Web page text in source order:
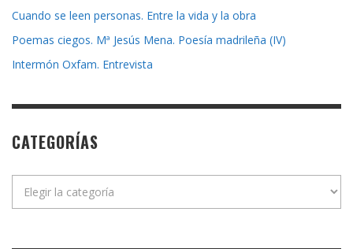
Cuando se leen personas. Entre la vida y la obra
Poemas ciegos. Mª Jesús Mena. Poesía madrileña (IV)
Intermón Oxfam. Entrevista
CATEGORÍAS